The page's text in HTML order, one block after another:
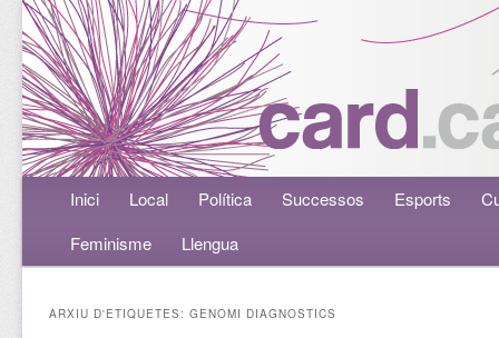
Menú principalAneu al contingut principal
Aneu al contingut secundari
Inici Local Política Successos Esports
Feminisme
Llengua
ARXIU D'ETIQUETES:GENOMI DIAGNOSTICS